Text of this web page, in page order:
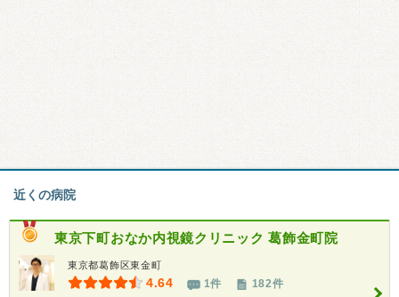
近くの病院
東京下町おなか内視鏡クリニック 葛飾金町院
東京都葛飾区東金町
4.64 1件 182件